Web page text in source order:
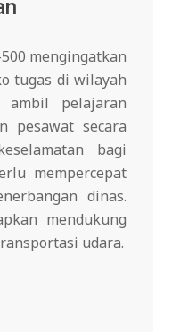
mengingatkan
tugas di wilayah
ambil pelajaran
pesawat secara
bagi
mempercepat
dinas.
mendukung
udara.